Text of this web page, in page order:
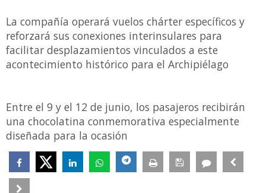
La compañía operará vuelos chárter específicos y
reforzará sus conexiones interinsulares para
facilitar desplazamientos vinculados a este
acontecimiento histórico para el Archipiélago
Entre el 9 y el 12 de junio, los pasajeros recibirán
una chocolatina conmemorativa especialmente
diseñada para la ocasión